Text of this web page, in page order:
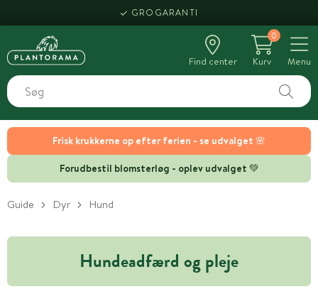
Frisk krukkerne op efter ferien - se udvalget 🌸
Forudbestil blomsterløg - oplev udvalget 💚
GROGARANTI
Find center
0
Kurv
Menu
Guide Dyr Hund
Hundeadfærd og pleje